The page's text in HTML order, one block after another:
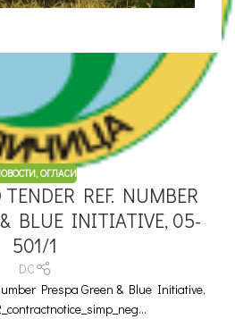
, ОГЛАСИ
REF. NUMBER
& BLUE INITIATIVE, 05-
501/1
DC
Prespa Green & Blue Initiative,